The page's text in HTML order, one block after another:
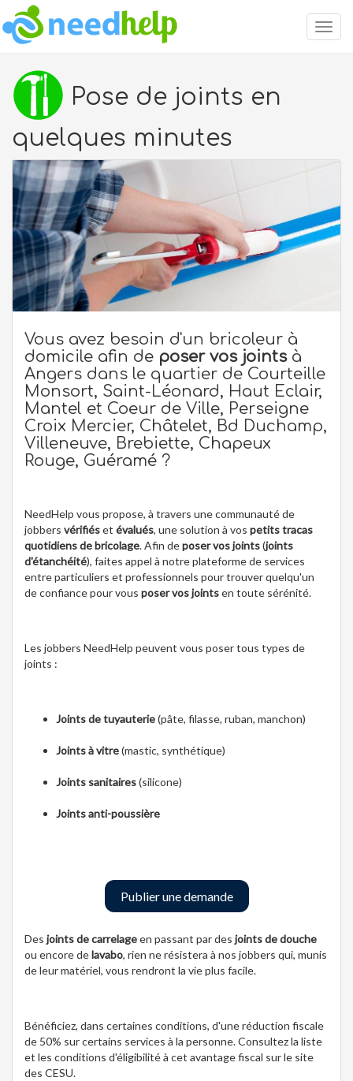
Pose de joints en
quelques minutes
Vous avez besoin d'un bricoleur à
domicile afin de poser vos jointsà
Angers dans le quartier de Courteille
Monsort, Saint-Léonard, Haut Eclair,
Mantel et Coeur de Ville, Perseigne
Croix Mercier, Châtelet, Bd Duchamp,
Villeneuve, Brebiette, Chapeux
Rouge, Guéramé ?
NeedHelp vous propose, à travers une communauté de
jobbers vérifiéset évalués, une solution à vos petits tracas
quotidiens de bricolage. Afin deposer vos joints(joints
d'étanchéité), faites appel à notre plateforme de services
entre particuliers et professionnels pour trouver quelqu'un
de confiance pour vous poser vos jointsen toute sérénité.
Les jobbers NeedHelp peuvent vous poser tous types de
joints :
Joints de tuyauterie(pâte, filasse, ruban, manchon)
Joints à vitre(mastic, synthétique)
Joints sanitaires(silicone)
Joints anti-poussière
Publier une demande
Des joints de carrelageen passant par des joints de douche
ou encore delavabo, rien ne résistera à nos jobbers qui, munis
de leur matériel, vous rendront la vie plus facile.
Bénéficiez, dans certaines conditions, d'une réduction fiscale
de 50% sur certains services à la personne. Consultez la liste
et les conditions d'éligibilité à cet avantage fiscal sur le site
des CESU.